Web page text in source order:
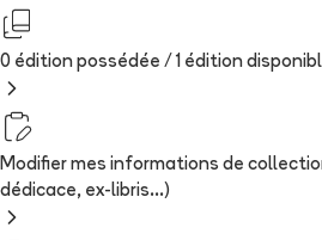
0 édition possédée / 1 édition
Modifier mes informations de
dédicace, ex-libris...)